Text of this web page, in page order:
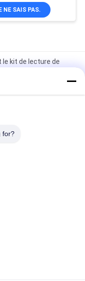
NE SAIS PAS.
le kit de lecture de
moulin avec
règle 3 pour la
for?